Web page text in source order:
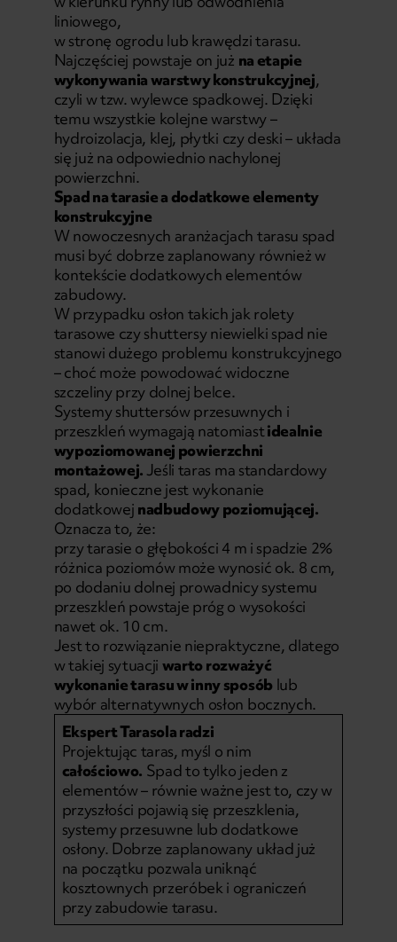
liniowego,
w stronę ogrodu lub krawędzi tarasu.
Najczęściej powstaje on już na etapie
wykonywania warstwy konstrukcyjnej,
czyli w tzw. wylewce spadkowej. Dzięki
temu wszystkie kolejne warstwy –
hydroizolacja, klej, płytki czy deski – układa
się już na odpowiednio nachylonej
powierzchni.
Spad na tarasie a dodatkowe elementy
konstrukcyjne
W nowoczesnych aranżacjach tarasu spad
musi być dobrze zaplanowany również w
kontekście dodatkowych elementów
zabudowy.
W przypadku osłon takich jak rolety
tarasowe czyshuttersyniewielki spad nie
stanowi dużego problemu konstrukcyjnego
– choć może powodować widoczne
szczeliny przy dolnej belce.
Systemy shuttersów przesuwnych i
przeszkleń wymagają natomiastidealnie
wypoziomowanej powierzchni
montażowej. Jeśli taras ma standardowy
spad, konieczne jest wykonanie
dodatkowej nadbudowy poziomującej.
Oznacza to, że:
przy tarasie o głębokości 4 m i spadzie 2%
różnica poziomów może wynosić ok. 8 cm,
po dodaniu dolnej prowadnicy systemu
przeszkleń powstaje próg o wysokości
nawet ok. 10 cm.
Jest to rozwiązanie niepraktyczne, dlatego
w takiej sytuacji warto rozważyć
wykonanie tarasu w inny sposób lub
wybór alternatywnych osłon bocznych.
Ekspert Tarasola radzi
Projektując taras, myśl o nim
całościowo. Spad to tylko jeden z
elementów – równie ważne jest to, czy w
przyszłości pojawią się przeszklenia,
systemy przesuwne lub dodatkowe
osłony. Dobrze zaplanowany układ już
na początku pozwala uniknąć
kosztownych przeróbek i ograniczeń
przy zabudowie tarasu.